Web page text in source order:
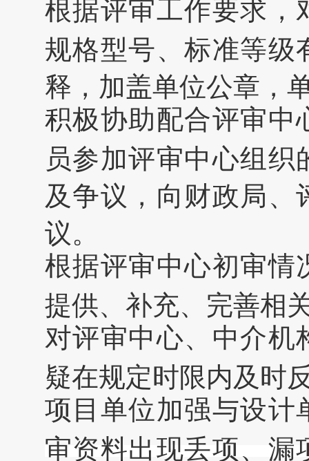
根据评审工作要求，
规格型号、标准等级
释，加盖单位公章，
积极协助配合评审中
员参加评审中心组
及争议，向财政局、
议。
根据评审中心初审情
提供、补充、完善相
对评审中心、中介机
疑在规定时限内及时
项目单位加强与设计
审资料出现丢项、漏